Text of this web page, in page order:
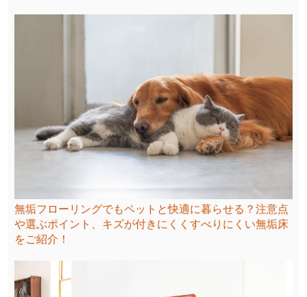
無垢フローリングでもペットと快適に暮らせる？注意点
や選ぶポイント、キズが付きにくくすべりにくい無垢床
をご紹介！